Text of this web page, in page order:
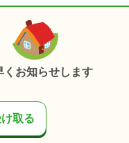
くお知らせします
取る